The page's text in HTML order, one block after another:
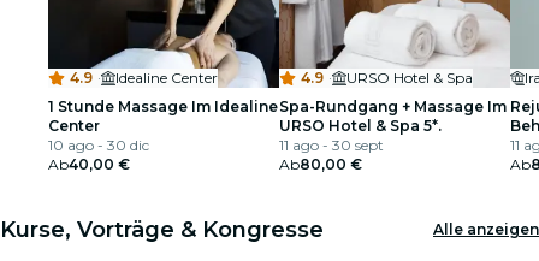
4.9 ·
Idealine Center
1 Stunde Massage Im Idealine
Center
10 ago - 30 dic
Ab40,00 €
4.9 ·
URSO Hotel & Spa
Spa-Rundgang + Massage Im
URSO Hotel & Spa 5*.
11 ago - 30 sept
Ab80,00 €
11
Ab
Kurse, Vorträge & Kongresse Alle anzeigen